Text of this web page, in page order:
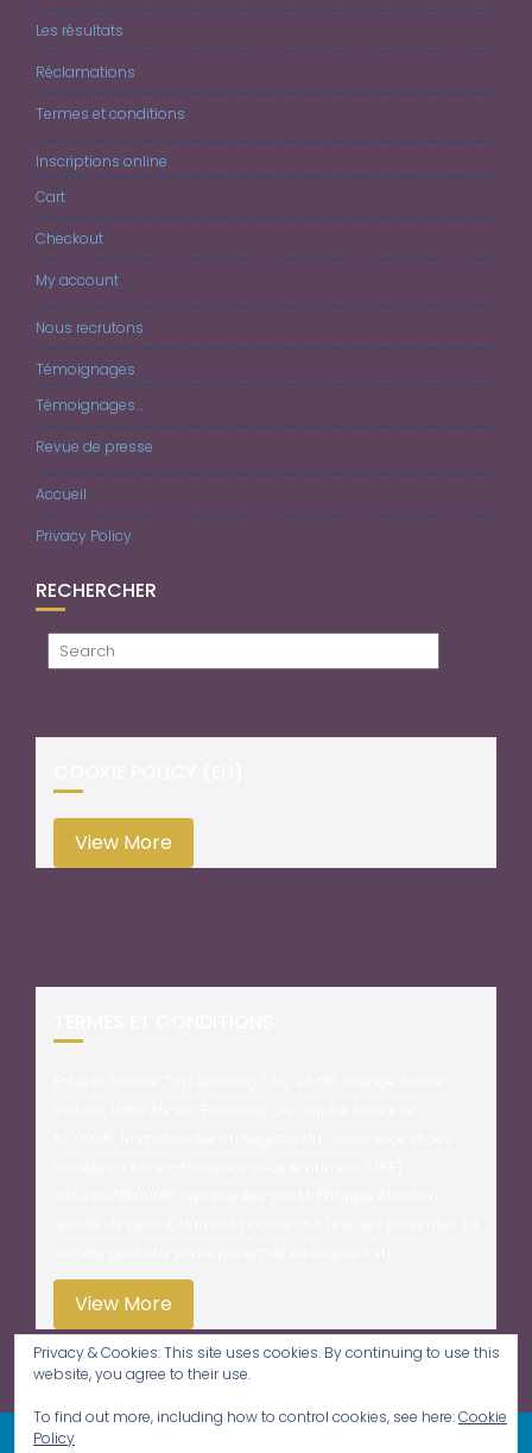
Les résultats
Réclamations
Termes et conditions
Inscriptions online
Cart
Checkout
My account
Nous recrutons
Témoignages
Témoignages…
Revue de presse
Accueil
Privacy Policy
RECHERCHER
View More
View More
Privacy & Cookies: This site uses cookies. By continuing to use this
website, you agree to their use.
To find out more, including how to control cookies, see here:Cookie
Policy